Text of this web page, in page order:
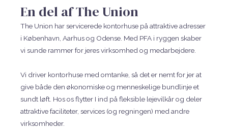
En del af The Union
The Union har servicerede kontorhuse på attraktive adresser
i København, Aarhus og Odense. Med PFA i ryggen skaber
vi sunde rammer for jeres virksomhed og medarbejdere.
Vi driver kontorhuse med omtanke, så det er nemt for jer at
give både den økonomiske og menneskelige bundlinje et
sundt løft. Hos os flytter I ind på fleksible lejevilkår og deler
attraktive faciliteter, services (og regningen) med andre
virksomheder.